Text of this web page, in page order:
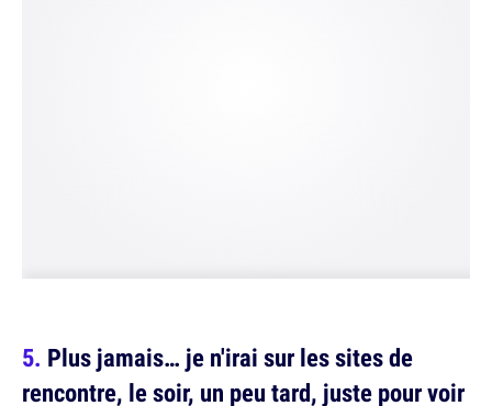
Plus jamais… je n'irai sur les sites de
rencontre, le soir, un peu tard, juste pour voir